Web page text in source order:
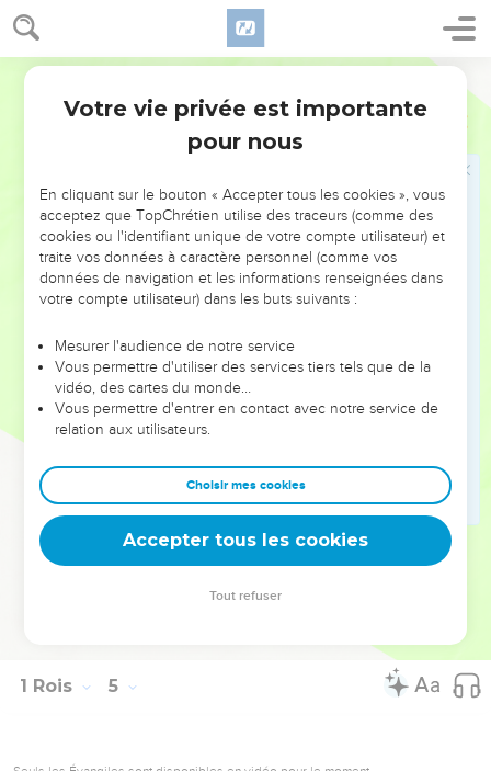
1 Rois 4
Salomon, chacun en son mois ; ils ne laissaient rien
manquer.
Et ils faisaient venir l'orge et la paille pour les chevaux et
les coursiers au lieu où étaient l'intendant, chacun selon sa
Et Dieu donna à Salomon de la sagesse et une très-grande
intelligence, et un coeur large comme le sable qui est sur le
bord de la mer.
Et la sagesse de Salomon était plus grande que la sagesse
de tous les fils de l'orient et toute la sagesse de l'Égypte.
Et il était plus sage qu'aucun homme, plus qu'Éthan,
Makhol. Et sa renommée était répandue parmi toutes les
nations, à l'entour.
Et il proféra trois mille proverbes, et ses cantiques furent
au nombre de mille et cinq.
Et il parla sur les arbres, depuis le cèdre qui est sur le
Liban, jusqu'à l'hysope qui sort du mur ; et il parla sur les
bêtes, et sur les oiseaux, et sur les reptiles, et sur les
poissons.
Et de tous les peuples on venait pour entendre la sagesse
1 Rois 5
Votre vie privée est importante
pour nous
En cliquant sur le bouton « Accepter tous les cookies », vous
acceptez que TopChrétien utilise des traceurs (comme des
cookies ou l'identifiant unique de votre compte utilisateur) et
traite vos données à caractère personnel (comme vos
données de navigation et les informations renseignées dans
votre compte utilisateur) dans les buts suivants :
Mesurer l'audience de notre service
Vous permettre d'utiliser des services tiers tels que de la
vidéo, des cartes du monde…
Vous permettre d'entrer en contact avec notre service de
relation aux utilisateurs.
Choisir mes cookies
Accepter tous les cookies
Tout refuser